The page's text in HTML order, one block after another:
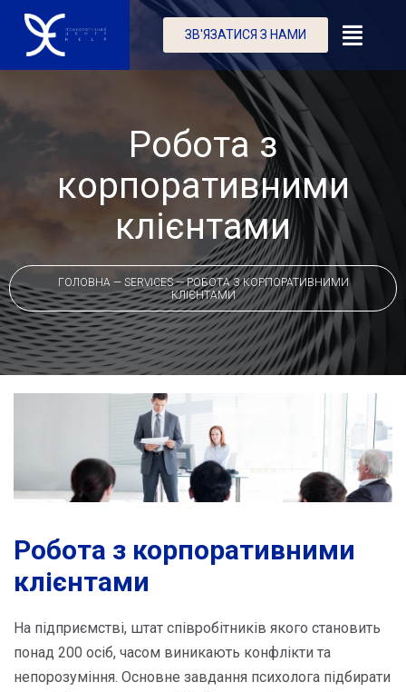
ЗВ'ЯЗАТИСЯ З НАМИ
Робота з
корпоративними
клієнтами
ГОЛОВНА — SERVICES—РОБОТА З КОРПОРАТИВНИМИ
КЛІЄНТАМИ
Робота з корпоративними
клієнтами
На підприємстві, штат співробітників якого становить
понад 200 осіб, часом виникають конфлікти та
непорозуміння. Основне завдання психолога підбирати